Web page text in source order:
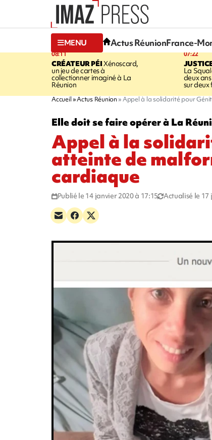
MENU Actus RéunionFrance-
08:11
CRÉATEUR PÉIXénoscard,
un jeu de cartes à
collectionner imaginé à La
Réunion
07:22
La
deux
sur deux
Accueil Actus Réunion Appel à la solidarité pour
Elle doit se faire opérer à La
Appel à la
atteinte de
cardiaque
Publié le 14 janvier 2020 à 17:15 Actualisé le 17